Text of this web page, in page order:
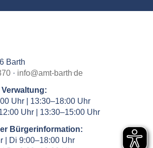
Barth
· info@amt-barth.de
Uhr | 13:30–18:00 Uhr
Uhr | 13:30–15:00 Uhr
Bürgerinformation:
| Di 9:00–18:00 Uhr